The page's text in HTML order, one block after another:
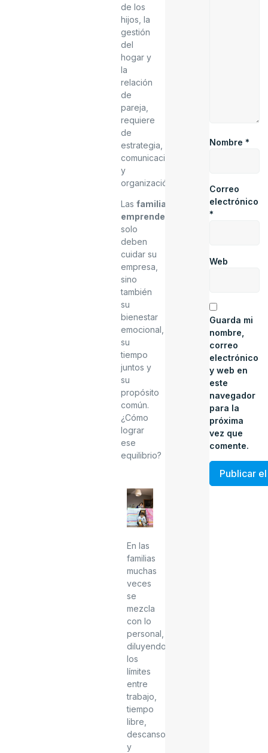
de los
hijos, la
gestión
del
hogar y
la
relación
de
pareja,
requiere
de
estrategia,
comunicación
y
organización.
Lasfamilias
emprendedoras
solo
deben
cuidar su
empresa,
sino
también
su
bienestar
emocional,
su
tiempo
juntos y
su
propósito
común.
¿Cómo
lograr
ese
equilibrio?
En las
familias
muchas
veces
se
mezcla
con lo
personal,
diluyendo
los
límites
entre
trabajo,
tiempo
libre,
descanso
y
Nombre*
Correo
electrónico
*
Web
Guarda mi
nombre,
correo
electrónico
y web en
este
navegador
para la
próxima
vez que
comente.